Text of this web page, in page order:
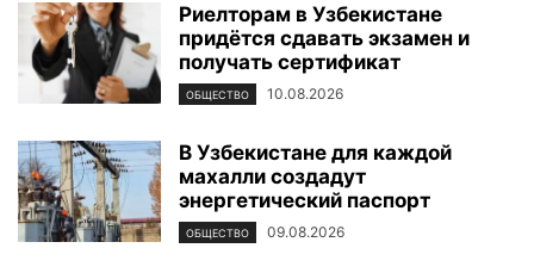
Риелторам в Узбекистане
придётся сдавать экзамен и
получать сертификат
ОБЩЕСТВО 10.08.2026
В Узбекистане для каждой
махалли создадут
энергетический паспорт
ОБЩЕСТВО 09.08.2026